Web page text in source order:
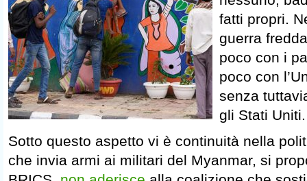
fatti propri.
guerra
poco con i
poco con
senza
gli Stati Uniti.
Sotto questo aspetto vi è continuità nella
che invia armi ai militari del Myanmar, si